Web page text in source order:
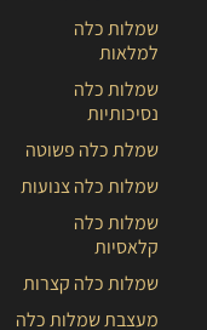
שמלות כלה
למלאות
שמלות כלה
נסיכותיות
שמלת כלה פשוטה
שמלות כלה צנועות
שמלות כלה
קלאסיות
שמלות כלה קצרות
מעצבת שמלות כלה